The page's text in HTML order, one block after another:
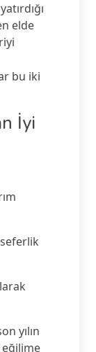
elde
bu iki
İyi
yılın
eğilime